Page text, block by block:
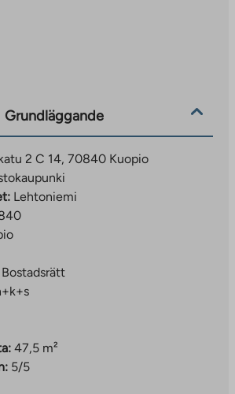
Grundläggande
2 C 14, 70840 Kuopio
Lehtoniemi
Bostadsrätt
47,5 m²
5/5